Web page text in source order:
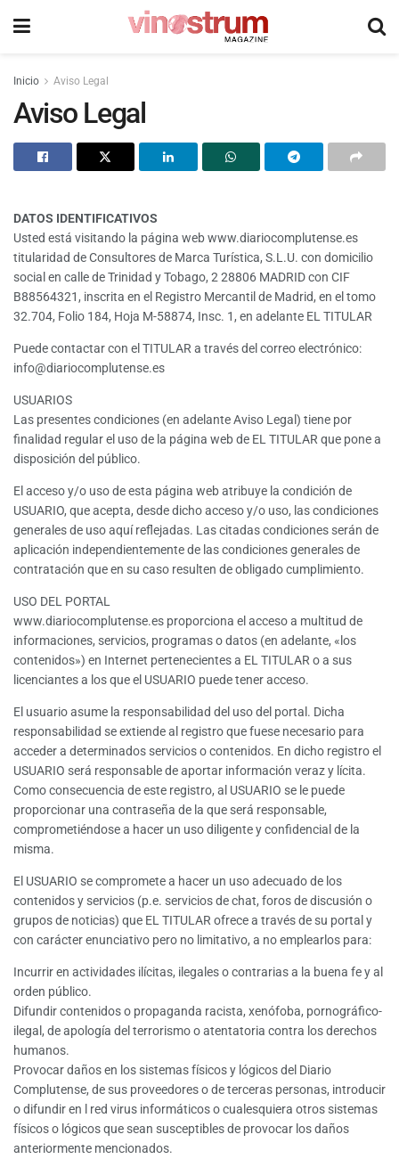
Inicio Aviso Legal
Aviso Legal
DATOS IDENTIFICATIVOS
Usted está visitando la página web www.diariocomplutense.es
titularidad de Consultores de Marca Turística, S.L.U. con domicilio
social en calle de Trinidad y Tobago, 2 28806 MADRID con CIF
B88564321, inscrita en el Registro Mercantil de Madrid, en el tomo
32.704, Folio 184, Hoja M-58874, Insc. 1, en adelante EL TITULAR
Puede contactar con el TITULAR a través del correo electrónico:
info@diariocomplutense.es
USUARIOS
Las presentes condiciones (en adelante Aviso Legal) tiene por
finalidad regular el uso de la página web de EL TITULAR que pone a
disposición del público.
El acceso y/o uso de esta página web atribuye la condición de
USUARIO, que acepta, desde dicho acceso y/o uso, las condiciones
generales de uso aquí reflejadas. Las citadas condiciones serán de
aplicación independientemente de las condiciones generales de
contratación que en su caso resulten de obligado cumplimiento.
USO DEL PORTAL
www.diariocomplutense.es proporciona el acceso a multitud de
informaciones, servicios, programas o datos (en adelante, «los
contenidos») en Internet pertenecientes a EL TITULAR o a sus
licenciantes a los que el USUARIO puede tener acceso.
El usuario asume la responsabilidad del uso del portal. Dicha
responsabilidad se extiende al registro que fuese necesario para
acceder a determinados servicios o contenidos. En dicho registro el
USUARIO será responsable de aportar información veraz y lícita.
Como consecuencia de este registro, al USUARIO se le puede
proporcionar una contraseña de la que será responsable,
comprometiéndose a hacer un uso diligente y confidencial de la
misma.
El USUARIO se compromete a hacer un uso adecuado de los
contenidos y servicios (p.e. servicios de chat, foros de discusión o
grupos de noticias) que EL TITULAR ofrece a través de su portal y
con carácter enunciativo pero no limitativo, a no emplearlos para:
Incurrir en actividades ilícitas, ilegales o contrarias a la buena fe y al
orden público.
Difundir contenidos o propaganda racista, xenófoba, pornográfico-
ilegal, de apología del terrorismo o atentatoria contra los derechos
humanos.
Provocar daños en los sistemas físicos y lógicos del Diario
Complutense, de sus proveedores o de terceras personas, introducir
o difundir en l red virus informáticos o cualesquiera otros sistemas
físicos o lógicos que sean susceptibles de provocar los daños
anteriormente mencionados.